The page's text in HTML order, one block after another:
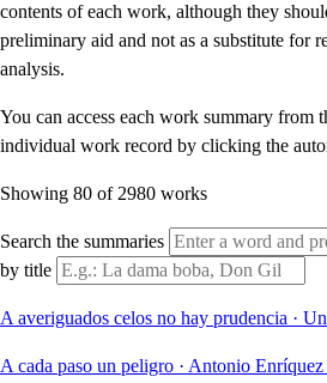
contents of each work, although they
preliminary aid and not as a substitute for
analysis.
You can access each work summary from
individual work record by clicking the
Showing 80 of 2980 works
Search the summaries
by title
A averiguados celos no hay prudencia ·
A cada paso un peligro · Antonio Enríquez